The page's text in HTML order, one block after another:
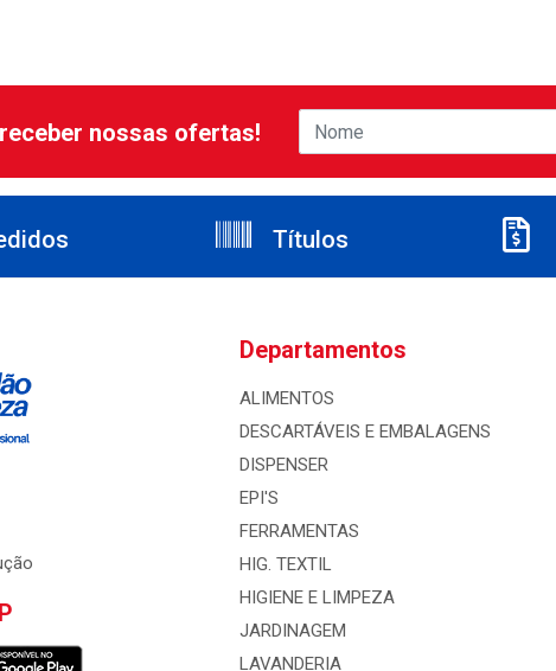
nossas ofertas!
Títulos
Departamentos
ALIMENTOS
DESCARTÁVEIS E EMBALAGENS
DISPENSER
EPI'S
FERRAMENTAS
HIG. TEXTIL
HIGIENE E LIMPEZA
JARDINAGEM
LAVANDERIA